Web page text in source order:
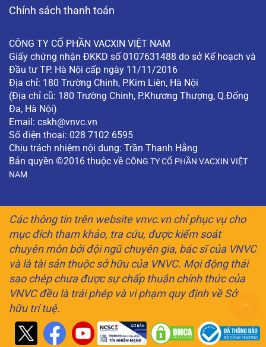
Chính sách thanh toán
CÔNG TY CỔ PHẦN VACXIN VIỆT NAM
Giấy chứng nhận ĐKKD số 0107631488 do sở Kế hoạch và
Đầu tư TP. Hà Nội cấp ngày 11/11/2016
Địa chỉ: 180 Trường Chinh, P.Kim Liên, Hà Nội
(Địa chỉ cũ: 180 Trường Chinh, P.Khương Thượng, Q.Đống
Đa, Hà Nội)
Email: cskh@vnvc.vn
Số điện thoại: 028 7102 6595
Chịu trách nhiệm nội dung: Trần Thanh Hằng
Bản quyền ©2016 thuộc về CÔNG TY CỔ PHẦN VACXIN VIỆT
NAM
Các thông tin trên website vnvc.vn chỉ phục vụ cho
mục đích tham khảo, tra cứu, được kiểm soát
chuyên môn bởi đội ngũ chuyên gia, bác sĩ của VNVC
và là tài sản thuộc sở hữu của VNVC. Mọi động thái
sao chép chưa được sự chấp thuận chính thức của
VNVC đều là trái phép và vi phạm quy định về Sở
hữu trí tuệ.